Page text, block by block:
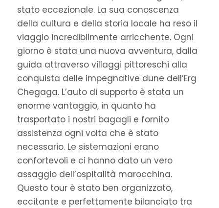
stato eccezionale. La sua conoscenza
della cultura e della storia locale ha reso il
viaggio incredibilmente arricchente. Ogni
giorno è stata una nuova avventura, dalla
guida attraverso villaggi pittoreschi alla
conquista delle impegnative dune dell’Erg
Chegaga. L’auto di supporto è stata un
enorme vantaggio, in quanto ha
trasportato i nostri bagagli e fornito
assistenza ogni volta che è stato
necessario. Le sistemazioni erano
confortevoli e ci hanno dato un vero
assaggio dell’ospitalità marocchina.
Questo tour è stato ben organizzato,
eccitante e perfettamente bilanciato tra